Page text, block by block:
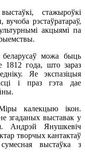
стажыроўкі
рэстаўратараў,
акцыямі па
можа быць
1812 года, што зараз
Яе экспазіцыя
і праз гэта дае
калекцыю ікон.
згаданых выставак у
Андрэй Янушкевіч
творчых кантактаў
выстаўка з